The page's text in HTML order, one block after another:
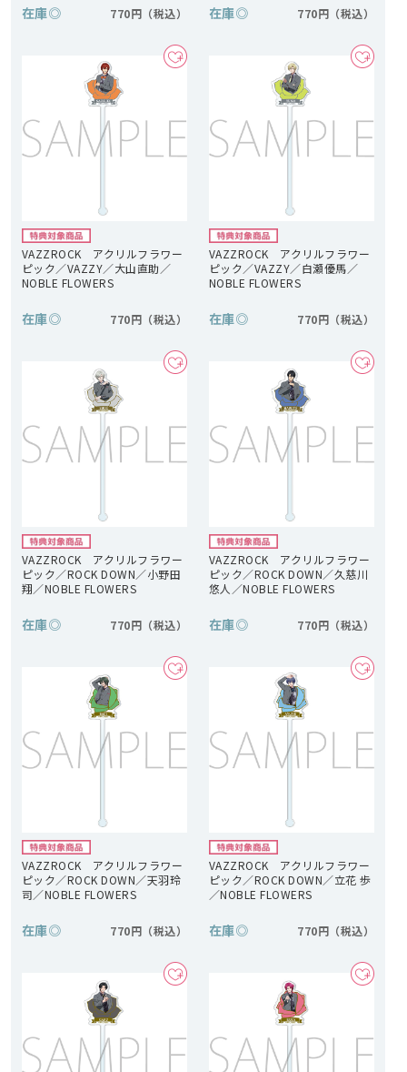
在庫◎ 770円 在庫◎ 770円
VAZZROCK アクリルフラワー
ピック／VAZZY／大山直助／
NOBLE FLOWERS
在庫◎ 770円
VAZZROCK アクリルフラワー
ピック／VAZZY／白瀬優馬／
NOBLE FLOWERS
在庫◎ 770円
VAZZROCK アクリルフラワー
ピック／ROCK DOWN／小野田
翔／NOBLE FLOWERS
在庫◎ 770円
VAZZROCK アクリルフラワー
ピック／ROCK DOWN／久慈川
悠人／NOBLE FLOWERS
在庫◎ 770円
VAZZROCK アクリルフラワー
ピック／ROCK DOWN／天羽玲
司／NOBLE FLOWERS
在庫◎ 770円
VAZZROCK アクリルフラワー
ピック／ROCK DOWN／立花 歩
／NOBLE FLOWERS
在庫◎ 770円